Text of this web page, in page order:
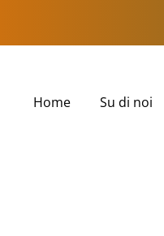
Home Su di noi